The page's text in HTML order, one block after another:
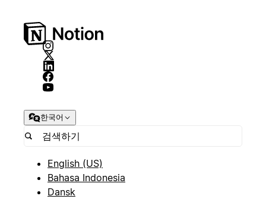
한국어
English (US)
Bahasa Indonesia
Dansk